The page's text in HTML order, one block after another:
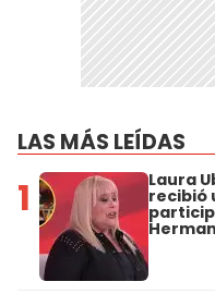
LAS MÁS LEÍDAS
1 Laura
recibió